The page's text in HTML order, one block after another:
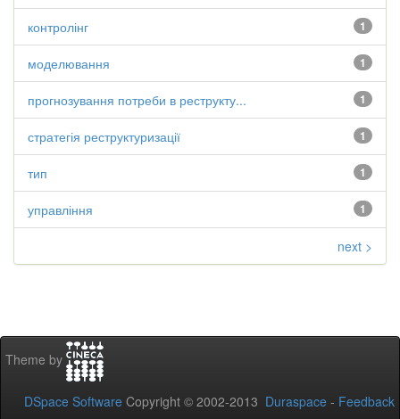
1
контролінг
1
моделювання
1
прогнозування потреби в реструкту...
1
стратегія реструктуризації
1
тип
1
управління
next >
Theme by
DSpace Software Copyright © 2002-2013 Duraspace - Feedback